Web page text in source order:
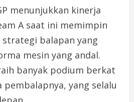
menunjukkan kinerja
A saat ini memimpin
strategi balapan yang
mesin yang andal.
banyak podium berkat
pembalapnya, yang selalu